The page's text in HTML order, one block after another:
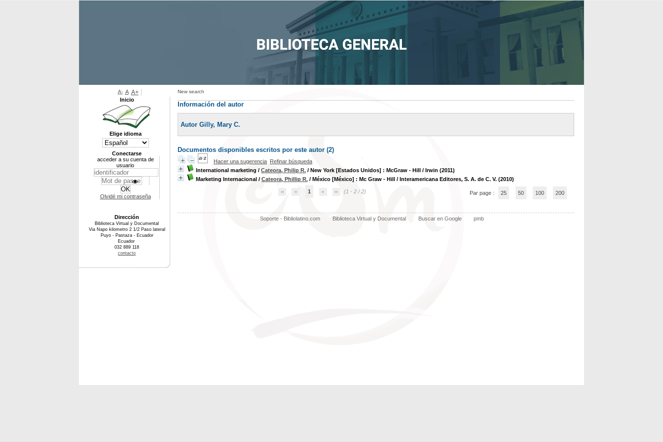
New search
Información del autor
Autor Gilly, Mary C.
Documentos disponibles escritos por este autor (2)
Hacer una sugerencia Refinar búsqueda
International marketing / Cateora, Philip R. / New York [Estados Unidos] : McGraw - Hill / Irwin (2011)
Marketing Internacional / Cateora, Phillip R. / México [México] : Mc Graw - Hill / Interamericana Editores, S. A. de C. V. (2010)
1 (1 - 2 / 2) Par page : 25 50 100 200
Soporte - Bibliolatino.com Biblioteca Virtual y Documental Buscar en Google pmb
A- A A+
Inicio
Elige idioma
Conectarse
acceder a su cuenta de
usuario
Olvidé mi contraseña
Dirección
Biblioteca Virtual y Documental
Via Napo kilometro 2 1/2 Paso lateral
Puyo - Pastaza - Ecuador
Ecuador
032 889 118
contacto